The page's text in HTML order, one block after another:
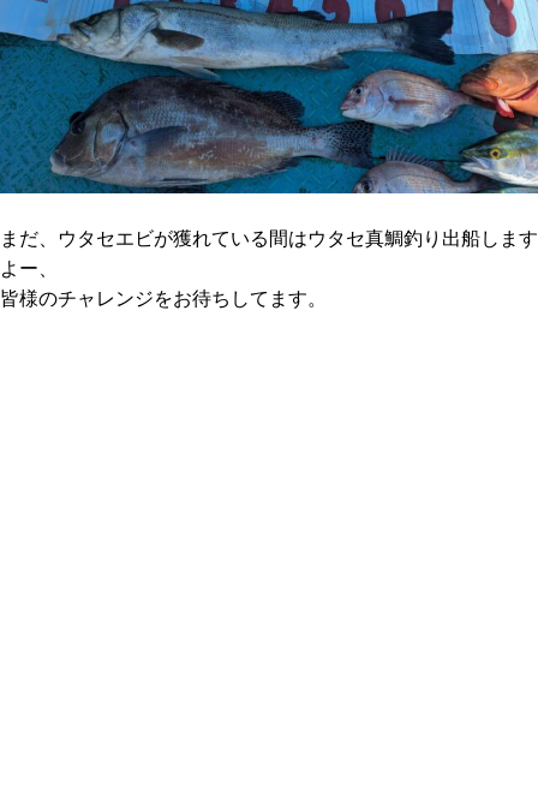
まだ、ウタセエビが獲れている間はウタセ真鯛釣り出船します
よー、
皆様のチャレンジをお待ちしてます。